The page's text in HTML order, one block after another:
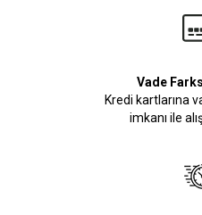
Vade
Kredi kartlarına
imkanı ile